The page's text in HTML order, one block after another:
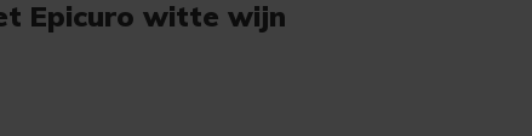
Epicuro witte wijn